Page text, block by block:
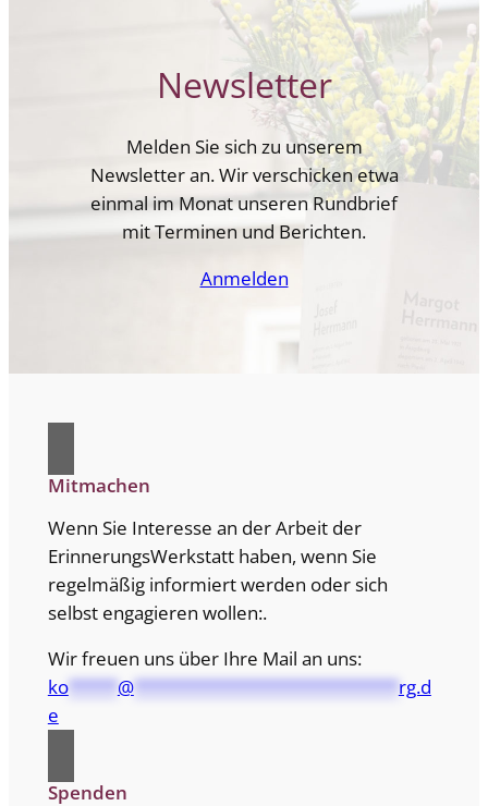
Newsletter
Melden Sie sich zu unserem
Newsletter an. Wir verschicken etwa
einmal im Monat unseren Rundbrief
mit Terminen und Berichten.
Anmelden
Mitmachen
Wenn Sie Interesse an der Arbeit der
ErinnerungsWerkstatt haben, wenn Sie
regelmäßig informiert werden oder sich
selbst engagieren wollen:.
Wir freuen uns über Ihre Mail an uns:
ko***** @*************************** rg.d
e
Spenden